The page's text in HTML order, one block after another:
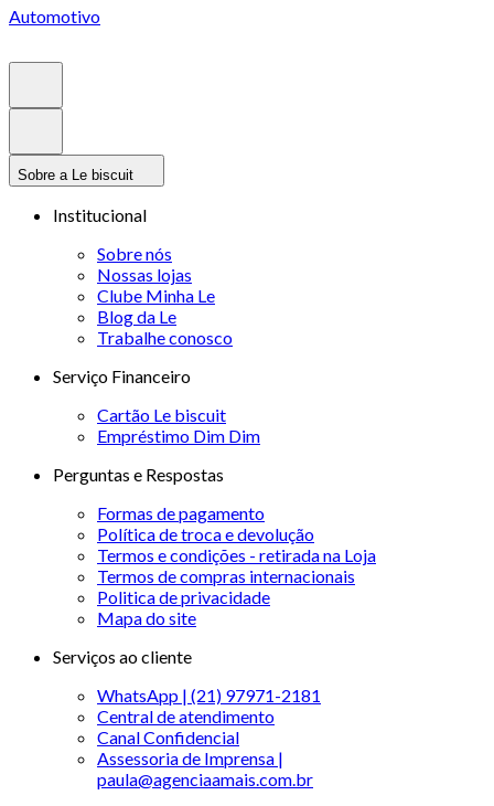
Automotivo
Sobre a Le biscuit
Institucional
Sobre nós
Nossas lojas
Clube Minha Le
Blog da Le
Trabalhe conosco
Serviço Financeiro
Cartão Le biscuit
Empréstimo Dim Dim
Perguntas e Respostas
Formas de pagamento
Política de troca e devolução
Termos e condições - retirada na Loja
Termos de compras internacionais
Politica de privacidade
Mapa do site
Serviços ao cliente
WhatsApp | (21) 97971-2181
Central de atendimento
Canal Confidencial
Assessoria de Imprensa |
paula@agenciaamais.com.br